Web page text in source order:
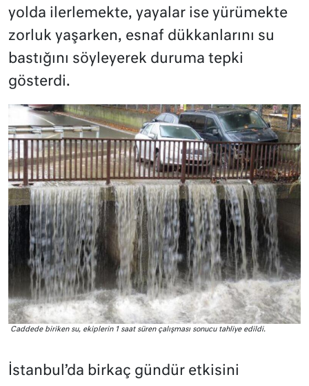
yolda ilerlemekte, yayalar ise yürümekte
zorluk yaşarken, esnaf dükkanlarını su
bastığını söyleyerek duruma tepki
gösterdi.
Caddede biriken su, ekiplerin 1 saat süren çalışması sonucu tahliye edildi.
İstanbul’da birkaç gündür etkisini